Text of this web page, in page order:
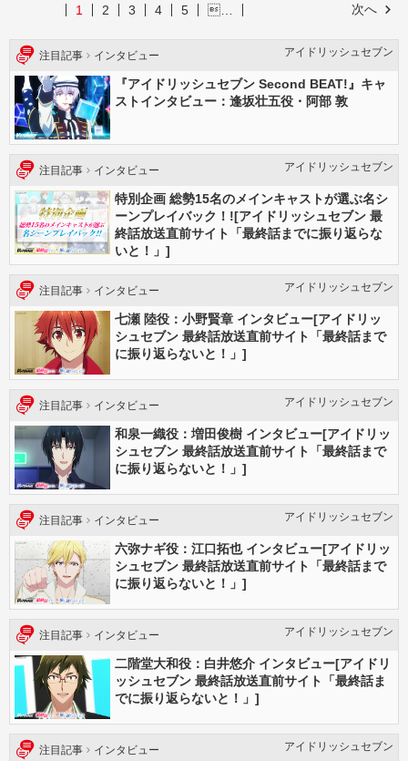
次へ
1 2 3 4 5 …
注目記事 インタビュー アイドリッシュセブン
『アイドリッシュセブン Second BEAT!』キャ
ストインタビュー：逢坂壮五役・阿部 敦
注目記事 インタビュー アイドリッシュセブン
特別企画 総勢15名のメインキャストが選ぶ名シ
ーンプレイバック！![アイドリッシュセブン 最
終話放送直前サイト「最終話までに振り返らな
いと！」]
注目記事 インタビュー アイドリッシュセブン
七瀬 陸役：小野賢章 インタビュー[アイドリッ
シュセブン 最終話放送直前サイト「最終話まで
に振り返らないと！」]
注目記事 インタビュー アイドリッシュセブン
和泉一織役：増田俊樹 インタビュー[アイドリッ
シュセブン 最終話放送直前サイト「最終話まで
に振り返らないと！」]
注目記事 インタビュー アイドリッシュセブン
六弥ナギ役：江口拓也 インタビュー[アイドリッ
シュセブン 最終話放送直前サイト「最終話まで
に振り返らないと！」]
注目記事 インタビュー アイドリッシュセブン
二階堂大和役：白井悠介 インタビュー[アイドリ
ッシュセブン 最終話放送直前サイト「最終話ま
でに振り返らないと！」]
注目記事 インタビュー アイドリッシュセブン